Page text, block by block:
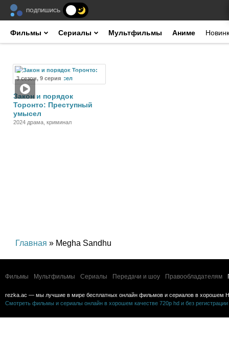
ПОДПИШИСЬ
Фильмы Сериалы Мультфильмы Аниме
3 сезон, 9 серия
Сериал
Закон и порядок
Торонто: Преступный
умысел
2024 драма, криминал
Главная » Megha Sandhu
Фильмы Мультфильмы Сериалы Передачи и шоу Правообладателям
rezka.ac — мы лучшие в мире бесплатных онлайн фильмов и сериалов в хорошем
Смотреть фильмы и сериалы онлайн в хорошем качестве 720p hd и без